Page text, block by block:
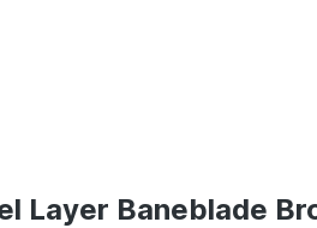
Layer Baneblade